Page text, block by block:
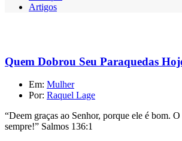
Artigos
Quem Dobrou Seu Paraquedas
Em: Mulher
Por: Raquel Lage
“Deem graças ao Senhor, porque ele é bom.
sempre!” Salmos 136:1